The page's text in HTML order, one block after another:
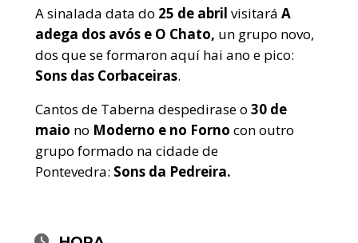
A sinalada data do 25 de abril visitará A
adega dos avós e O Chato, un grupo novo,
dos que se formaron aquí hai ano e pico:
Sons das Corbaceiras.
Cantos de Taberna despedirase o 30 de
maio no Moderno e no Forno con outro
grupo formado na cidade de
Pontevedra: Sons da Pedreira.